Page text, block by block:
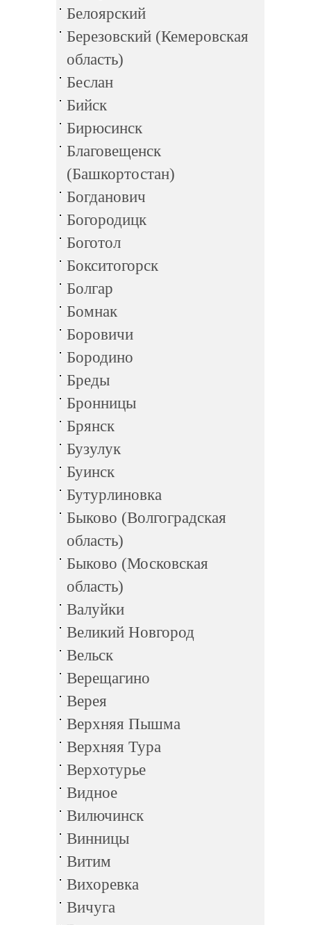
Белоярский
Березовский (Кемеровская
область)
Беслан
Бийск
Бирюсинск
Благовещенск
(Башкортостан)
Богданович
Богородицк
Боготол
Бокситогорск
Болгар
Бомнак
Боровичи
Бородино
Бреды
Бронницы
Брянск
Бузулук
Буинск
Бутурлиновка
Быково (Волгоградская
область)
Быково (Московская
область)
Валуйки
Великий Новгород
Вельск
Верещагино
Верея
Верхняя Пышма
Верхняя Тура
Верхотурье
Видное
Вилючинск
Винницы
Витим
Вихоревка
Вичуга